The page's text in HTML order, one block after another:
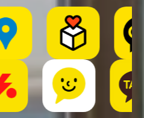
신사와 W컨셉에서도 판매를
자개무늬상의 경우 17일부터
나볼 수 있다. 오덴세 텀블러는
선보인다. 한편, 카카오프렌즈
점 센텀시티점 K-헤리티지
던 반가사유상 키링, 호작도 미니
앙박물관 협업 굿즈도 함께 전시·
정이다. 카카오프렌즈 관계자는
름다움을 카카오프렌즈만의